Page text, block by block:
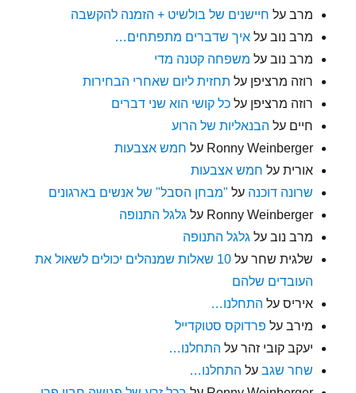
מרב על חיישנים של בולשיט + הזמנה להקשבה
מרב נוב עלאיך שדברים מתפתחים…
מרב נוב על משפחה קטנה מדי
רוזה מרציפן על תחזית ליום שאחרי הבחירות
רוזה מרציפן עלכל קושי הוא שני דברים
חיים על הבנאליות של הרוע
Ronny Weinberger על חמש אצבעות
אורית על חמש אצבעות
שרונה דוכנה על "מבחן הסבל" של אנשים בארגונים
Ronny Weinberger על גלגל התנופה
מרב נוב על גלגל התנופה
שלגית שחר על
10 שאלות שמנהלים יכולים לשאול את
העובדים שלהם
איריס על התחלנו…
מירב על פרדוקס סטוקדייל
יעקב קובי זהר על התחלנו…
שחר שגב על התחלנו…